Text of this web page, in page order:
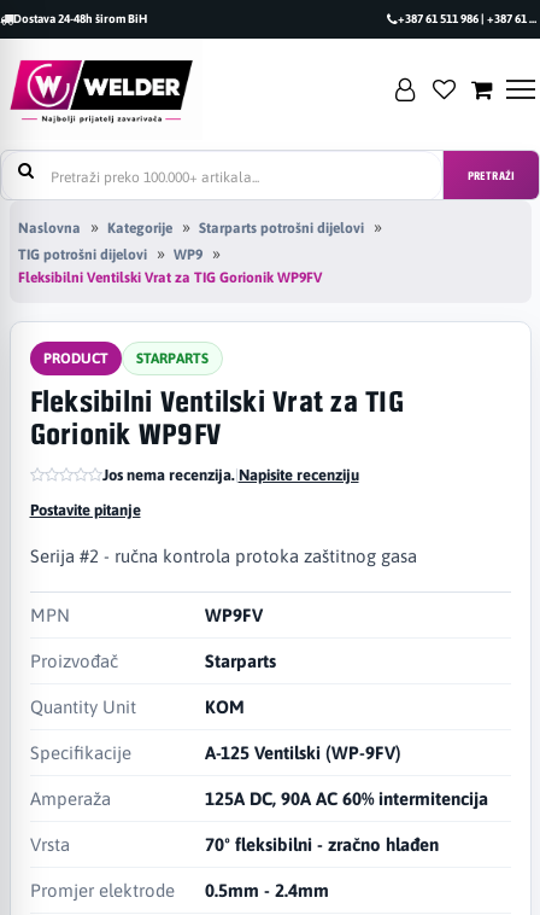
Dostava 24-48h širom BiH +387 61 511 986 | +387 61 493 470
PRETRAŽI
Naslovna Kategorije
Starparts potrošni dijelovi
TIG potrošni dijelovi
WP9
Fleksibilni Ventilski Vrat za TIG Gorionik WP9FV
PRODUCT STARPARTS
Fleksibilni Ventilski Vrat za TIG
Gorionik WP9FV
Jos nema recenzija.|Napisite recenziju
Postavite pitanje
Serija #2 - ručna kontrola protoka zaštitnog gasa
MPN WP9FV
Proizvođač Starparts
Quantity Unit KOM
Specifikacije A-125 Ventilski (WP-9FV)
Amperaža 125A DC, 90A AC 60% intermitencija
Vrsta 70º fleksibilni - zračno hlađen
Promjer elektrode 0.5mm - 2.4mm